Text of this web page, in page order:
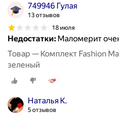
749946 Гулая
13 отзывов
18 июля
Недостатки: Маломерит
Товар — Комплект Fashion
зеленый
Наталья К.
5 отзывов